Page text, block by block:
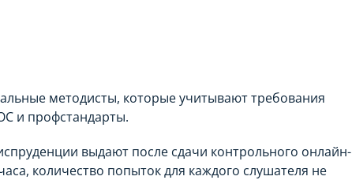
методисты, которые учитывают требования
и профстандарты.
выдают после сдачи контрольного онлайн-
количество попыток для каждого слушателя не